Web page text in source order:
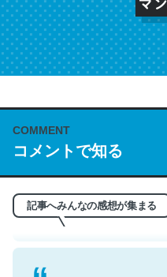
COMMENT
コメントで知る
記事へみんなの感想が集まる
これは名文。彼はとてもク
う。英語少しでも読める人
れ好き。Let’s Fucking